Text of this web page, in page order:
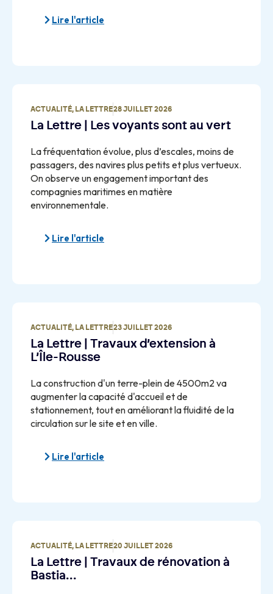
Lire l'article
ACTUALITÉ, LA LETTRE28 JUILLET 2026
La Lettre | Les voyants sont au vert
La fréquentation évolue, plus d’escales, moins de
passagers, des navires plus petits et plus vertueux.
On observe un engagement important des
compagnies maritimes en matière
environnementale.
Lire l'article
ACTUALITÉ, LA LETTRE23 JUILLET 2026
La Lettre | Travaux d’extension à
L’Île-Rousse
La construction d'un terre-plein de 4500m2 va
augmenter la capacité d'accueil et de
stationnement, tout en améliorant la fluidité de la
circulation sur le site et en ville.
Lire l'article
ACTUALITÉ, LA LETTRE20 JUILLET 2026
La Lettre | Travaux de rénovation à
Bastia…